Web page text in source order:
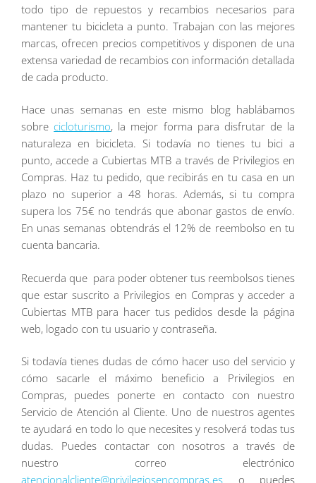
todo tipo de repuestos y recambios necesarios para
mantener tu bicicleta a punto. Trabajan con las mejores
marcas, ofrecen precios competitivos y disponen de una
extensa variedad de recambios con información detallada
de cada producto.
Hace unas semanas en este mismo blog hablábamos
sobrecicloturismo, la mejor forma para disfrutar de la
naturaleza en bicicleta. Si todavía no tienes tu bici a
punto, accede a Cubiertas MTB a través de Privilegios en
Compras. Haz tu pedido, que recibirás en tu casa en un
plazo no superior a 48 horas. Además, si tu compra
supera los 75€ no tendrás que abonar gastos de envío.
En unas semanas obtendrás el 12% de reembolso en tu
cuenta bancaria.
Recuerda que para poder obtener tus reembolsos tienes
que estar suscrito a Privilegios en Compras y acceder a
Cubiertas MTB para hacer tus pedidos desde la página
web, logado con tu usuario y contraseña.
Si todavía tienes dudas de cómo hacer uso del servicio y
cómo sacarle el máximo beneficio a Privilegios en
Compras, puedes ponerte en contacto con nuestro
Servicio de Atención al Cliente. Uno de nuestros agentes
te ayudará en todo lo que necesites y resolverá todas tus
dudas. Puedes contactar con nosotros a través de
nuestro correo electrónico
atencionalcliente@privilegiosencompras.es o puedes